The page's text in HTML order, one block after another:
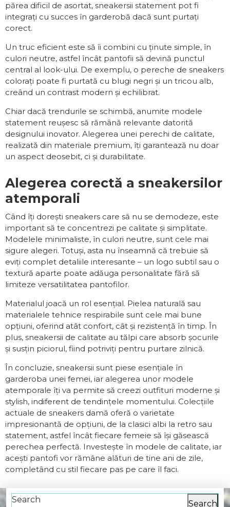
părea dificil de asortat, sneakersii statement pot fi
integrați cu succes în garderobă dacă sunt purtați
corect.
Un truc eficient este să îi combini cu ținute simple, în
culori neutre, astfel încât pantofii să devină punctul
central al look-ului. De exemplu, o pereche de sneakers
colorați poate fi purtată cu blugi negri și un tricou alb,
creând un contrast modern și echilibrat.
Chiar dacă trendurile se schimbă, anumite modele
statement reușesc să rămână relevante datorită
designului inovator. Alegerea unei perechi de calitate,
realizată din materiale premium, îți garantează nu doar
un aspect deosebit, ci și durabilitate.
Alegerea corectă a sneakersilor
atemporali
Când îți dorești sneakers care să nu se demodeze, este
important să te concentrezi pe calitate și simplitate.
Modelele minimaliste, în culori neutre, sunt cele mai
sigure alegeri. Totuși, asta nu înseamnă că trebuie să
eviți complet detaliile interesante – un logo subtil sau o
textură aparte poate adăuga personalitate fără să
limiteze versatilitatea pantofilor.
Materialul joacă un rol esențial. Pielea naturală sau
materialele tehnice respirabile sunt cele mai bune
opțiuni, oferind atât confort, cât și rezistență în timp. În
plus, sneakersii de calitate au tălpi care absorb șocurile
și susțin piciorul, fiind potriviți pentru purtare zilnică.
În concluzie, sneakersii sunt piese esențiale în
garderoba unei femei, iar alegerea unor modele
atemporale îți va permite să creezi outfituri moderne și
stylish, indiferent de tendințele momentului. Colecțiile
actuale de sneakers damă oferă o varietate
impresionantă de opțiuni, de la clasici albi la retro sau
statement, astfel încât fiecare femeie să își găsească
perechea perfectă. Investește în modele de calitate, iar
acești pantofi vor rămâne alături de tine ani de zile,
completând cu stil fiecare pas pe care îl faci.
Search Search